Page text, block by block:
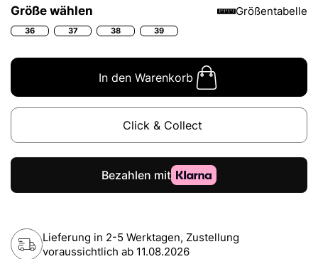
Größe wählen Größentabelle
36 37 38 39
In den Warenkorb
Click & Collect
Lieferung in 2-5 Werktagen, Zustellung
voraussichtlich ab 11.08.2026